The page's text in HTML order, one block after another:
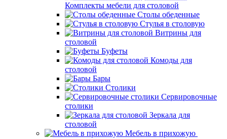
Комплекты мебели для столовой
Столы обеденные
Стулья в столовую
Витрины для
столовой
Буфеты
Комоды для
столовой
Бары
Столики
Сервировочные
столики
Зеркала для
столовой
Мебель в прихожую